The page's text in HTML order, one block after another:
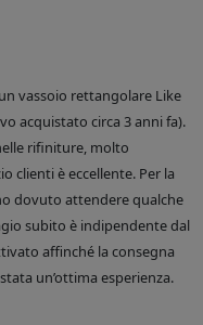
vassoio rettangolare Like
acquistato circa 3 anni fa).
rifiniture, molto
clienti è eccellente. Per la
dovuto attendere qualche
subito è indipendente dal
affinché la consegna
un’ottima esperienza.